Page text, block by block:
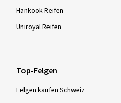
Hankook Reifen
Uniroyal Reifen
Top-Felgen
Felgen kaufen Schweiz